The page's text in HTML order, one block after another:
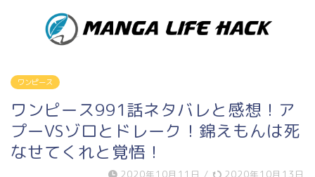
ワンピース
ワンピース991話ネタバレと感想！ア
プーVSゾロとドレーク！錦えもんは死
なせてくれと覚悟！
2020年10月11日 / 2020年10月13日